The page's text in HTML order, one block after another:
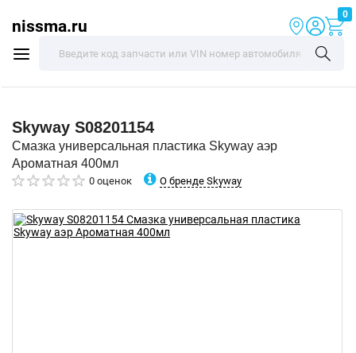
nissma.ru
0
Skyway S08201154
Смазка универсальная пластика Skyway аэр
Ароматная 400мл
0 оценок О бренде Skyway